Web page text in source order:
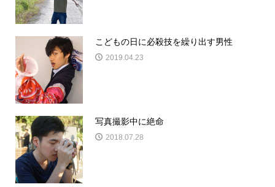
こどもの日に必殺技を繰り出す男性
2019.04.23
写真撮影中に絶命
2018.07.28